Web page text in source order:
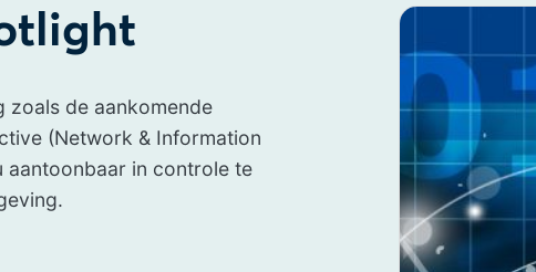
zoals de aankomende
(Network & Information
aantoonbaar in controle te